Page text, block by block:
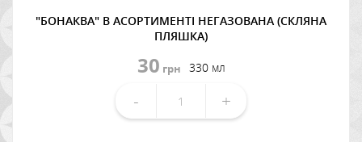
"БОНАКВА" В АСОРТИМЕНТІ НЕГАЗОВАНА (СКЛЯНА
ПЛЯШКА)
30 грн 330 мл
- +